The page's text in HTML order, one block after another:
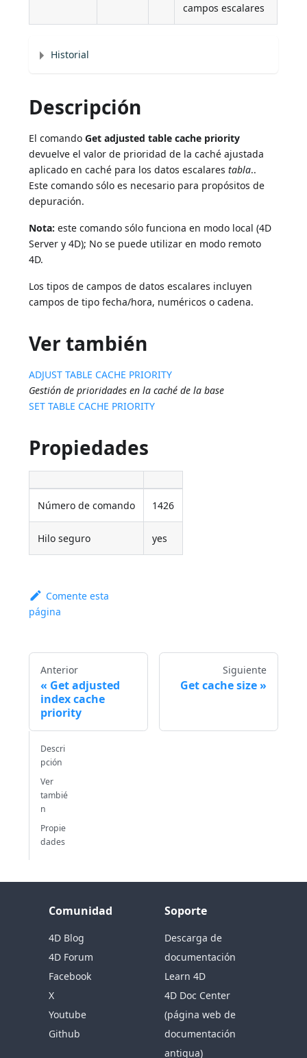
campos escalares
Historial
Descripción
El comandoGet adjusted table cache priority
devuelve el valor de prioridad de la caché ajustada
aplicado en caché para los datos escalarestabla..
Este comando sólo es necesario para propósitos de
depuración.
Nota: este comando sólo funciona en modo local (4D
Server y 4D); No se puede utilizar en modo remoto
4D.
Los tipos de campos de datos escalares incluyen
campos de tipo fecha/hora, numéricos o cadena.
Ver también
ADJUST TABLE CACHE PRIORITY
Gestión de prioridades en la caché de la base
SET TABLE CACHE PRIORITY
Propiedades
Número de comando 1426
Hilo seguro yes
Comente esta
página
Anterior
Get adjusted
index cache
priority
Siguiente
Get cache size
Descri
pción
Ver
tambié
n
Propie
dades
Comunidad
4D Blog
4D Forum
Facebook
X
Youtube
Github
Soporte
Descarga de
documentación
Learn 4D
4D Doc Center
(página web de
documentación
antigua)